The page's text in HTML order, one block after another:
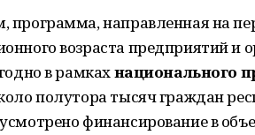
программа, направленная на
возраста предприятий и
в рамкахнационального
полутора тысяч граждан
финансирование в